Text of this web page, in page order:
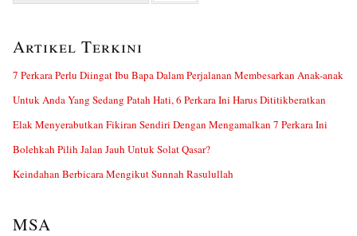
Artikel Terkini
7 Perkara Perlu Diingat Ibu Bapa Dalam Perjalanan Membesarkan Anak-anak
Untuk Anda Yang Sedang Patah Hati, 6 Perkara Ini Harus Dititikberatkan
Elak Menyerabutkan Fikiran Sendiri Dengan Mengamalkan 7 Perkara Ini
Bolehkah Pilih Jalan Jauh Untuk Solat Qasar?
Keindahan Berbicara Mengikut Sunnah Rasulullah
MSA